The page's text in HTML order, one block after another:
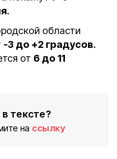
.
области
-3 до +2 градусов.
от 6 до 11
тексте?
на ссылку